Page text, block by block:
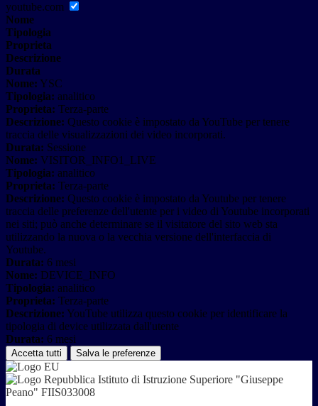
youtube.com
Nome
Tipologia
Proprieta
Descrizione
Durata
Nome: YSC
Tipologia: analitico
Proprieta: Terza-parte
Descrizione: Questo cookie è impostato da YouTube per tenere
traccia delle visualizzazioni dei video incorporati.
Durata: Sessione
Nome: VISITOR_INFO1_LIVE
Tipologia: analitico
Proprieta: Terza-parte
Descrizione: Questo cookie è impostato da Youtube per tenere
traccia delle preferenze dell'utente per i video di Youtube incorporati
nei siti; può anche determinare se il visitatore del sito web sta
utilizzando la nuova o la vecchia versione dell'interfaccia di
Youtube.
Durata: 6 mesi
Nome: DEVICE_INFO
Tipologia: analitico
Proprieta: Terza-parte
Descrizione: YouTube utilizza questo cookie per identificare la
tipologia di device utilizzata dall'utente
Durata: 6 mesi
Accetta tutti Salva le preferenze
Istituto di Istruzione Superiore "Giuseppe
Peano" FIIS033008